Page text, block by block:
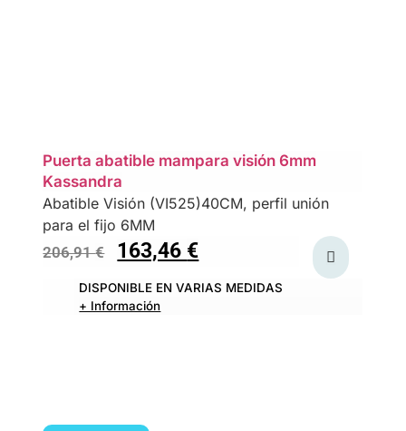
Puerta abatible mampara visión 6mm
Kassandra
Abatible Visión (VI525)40CM, perfil unión
para el fijo 6MM
206,91€ 163,46 €
DISPONIBLE EN VARIAS MEDIDAS
+ Información